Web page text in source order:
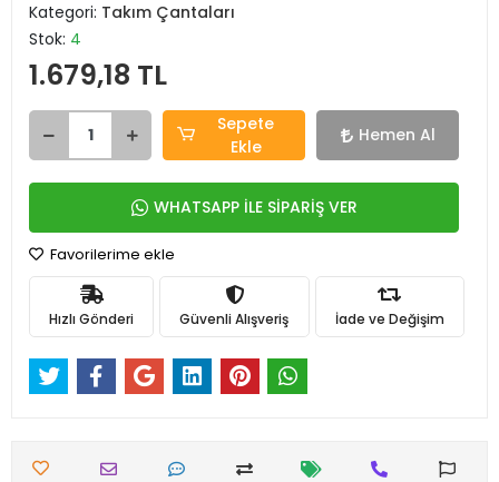
Kategori: Takım Çantaları
Stok: 4
1.679,18 TL
Sepete
Ekle
Hemen Al
WHATSAPP İLE SİPARİŞ VER
Favorilerime ekle
Hızlı Gönderi Güvenli Alışveriş İade ve Değişim